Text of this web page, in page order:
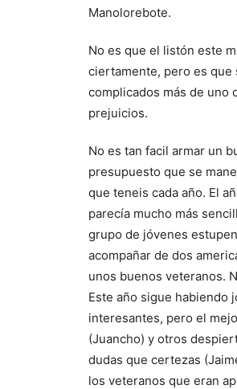
Manolorebote.
No es que el listón este
ciertamente, pero es que
complicados más de uno
prejuicios.
No es tan facil armar un
presupuesto que se
que teneis cada año. El
parecía mucho más
grupo de jóvenes
acompañar de dos
unos buenos veteranos.
Este año sigue habiendo
interesantes, pero el
(Juancho) y otros
dudas que certezas
los veteranos que eran